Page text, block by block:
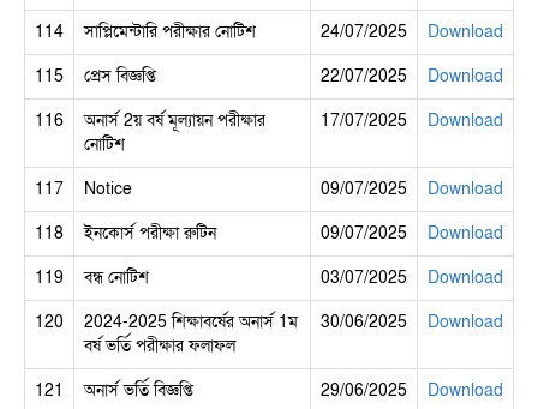
114 সাপ্লিমেন্টারি পরীক্ষার নোটিশ 24/07/2025
Download
115
প্রেস বিজ্ঞপ্তি 22/07/2025
Download
116
অনার্স 2য় বর্ষ মূল্যায়ন পরীক্ষার
নোটিশ
17/07/2025 Download
117 Notice 09/07/2025
Download
118
ইনকোর্স পরীক্ষা রুটিন 09/07/2025
Download
119
বন্ধ নোটিশ 03/07/2025
Download
120
2024-2025 শিক্ষাবর্ষের অনার্স 1ম
বর্ষ ভর্তি পরীক্ষার ফলাফল
30/06/2025 Download
121 অনার্স ভর্তি বিজ্ঞপ্তি 29/06/2025
Download